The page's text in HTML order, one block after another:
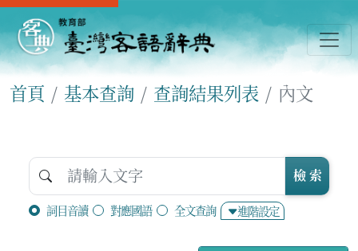
首頁 基本查詢 查詢結果列表 內文
詞目音讀 對應國語 全文查詢 進階設定
檢 索